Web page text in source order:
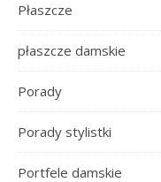
Płaszcze
płaszcze damskie
Porady
Porady stylistki
Portfele damskie